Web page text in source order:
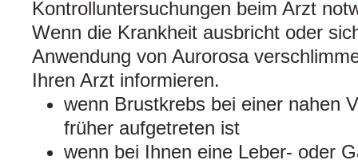
Kontrolluntersuchungen beim Arzt
Wenn die Krankheit ausbricht oder
Anwendung von Aurorosa
Ihren Arzt informieren.
wenn Brustkrebs bei einer nahen
früher aufgetreten ist
wenn bei Ihnen eine Leber- oder